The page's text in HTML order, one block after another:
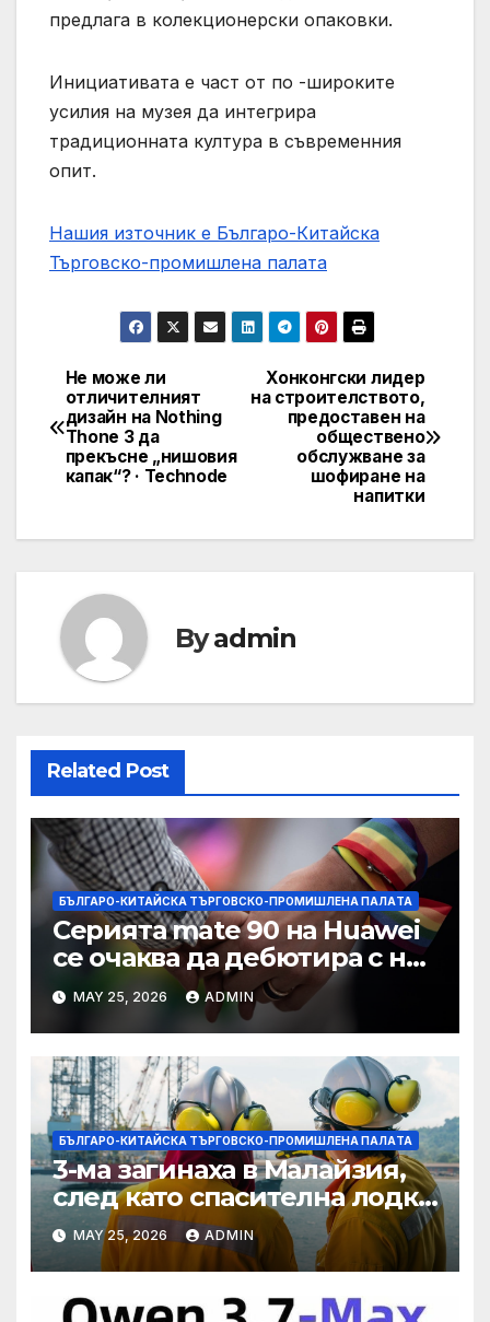
предлага в колекционерски опаковки.
Инициативата е част от по -широките
усилия на музея да интегрира
традиционната култура в съвременния
опит.
Нашия източник е Българо-Китайска
Търговско-промишлена палaта
Post
navigation
Хонконгски лидер
на строителството,
предоставен на
обществено
обслужване за
шофиране на
напитки
Не може ли
отличителният
дизайн на Nothing
Thone 3 да
прекъсне „нишовия
капак“? · Technode
Byadmin
Related Post
БЪЛГАРО-КИТАЙСКА ТЪРГОВСКО-ПРОМИШЛЕНА ПАЛAТА
Серията mate 90 на Huawei
се очаква да дебютира с нов
чип Kirin тази есен ·
TechNode
MAY 25, 2026 ADMIN
БЪЛГАРО-КИТАЙСКА ТЪРГОВСКО-ПРОМИШЛЕНА ПАЛAТА
3-ма загинаха в Малайзия,
след като спасителна лодка
падна в морето от
плаващия кораб на Petronas
MAY 25, 2026 ADMIN